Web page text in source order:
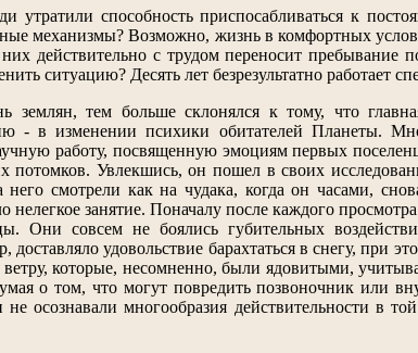
способность приспосабливаться к
механизмы? Возможно, жизнь в комфортных
действительно с трудом переносит пребывание
ситуацию? Десять лет безрезультатно работает
землян, тем больше склонялся к тому, что
- в изменении психики обитателей Планеты.
работу, посвященную эмоциям первых
потомков. Увлекшись, он пошел в своих
смотрели как на чудака, когда он часами,
занятие. Поначалу после каждого
Они совсем не боялись губительных
удовольствие барахтаться в снегу, при
которые, несомненно, были ядовитыми,
о том, что могут повредить позвоночник или
осознавали многообразия действительности в